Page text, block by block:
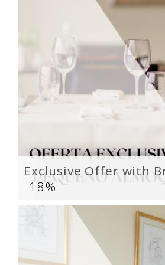
Exclusive Offer with
-18%